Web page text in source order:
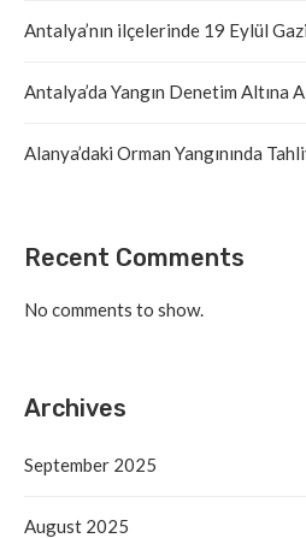
Antalya’nın ilçelerinde 19 Eylül
Antalya’da Yangın Denetim Altına
Alanya’daki Orman Yangınında
Recent Comments
No comments to show.
Archives
September 2025
August 2025